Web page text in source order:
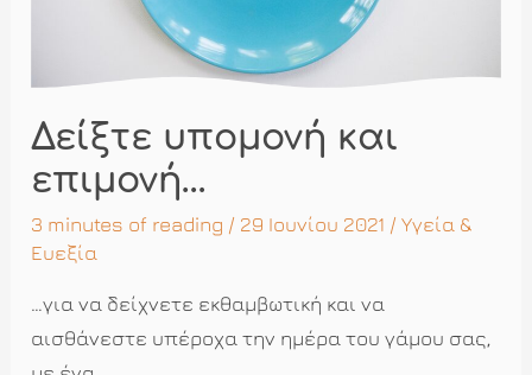
Δείξτε υπομονή και
επιμονή…
3 minutes of reading / 29 Ιουνίου 2021 /Υγεία &
Ευεξία
…για να δείχνετε εκθαμβωτική και να
αισθάνεστε υπέροχα την ημέρα του γάμου σας,